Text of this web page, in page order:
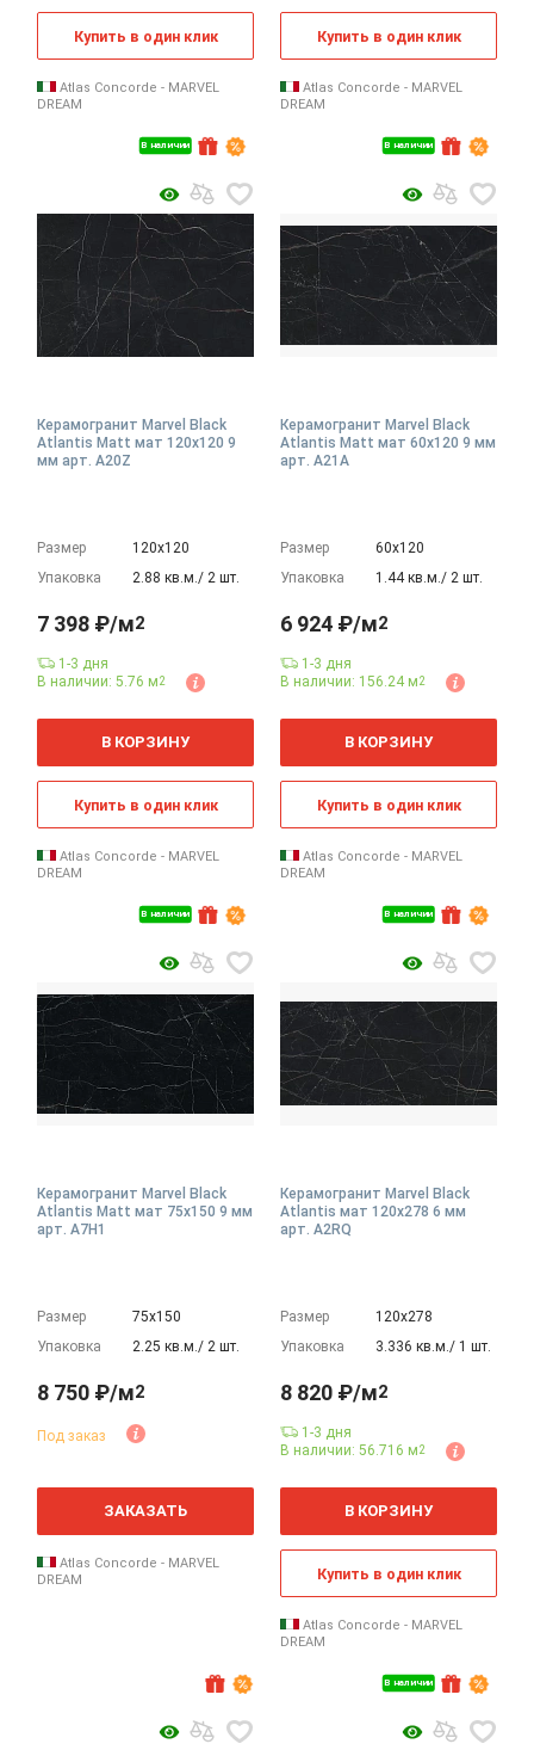
В наличии
Купить в один клик
Atlas Concorde - MARVEL
DREAM
В наличии
Купить в один клик
Atlas Concorde - MARVEL
DREAM
Керамогранит Marvel Black
Atlantis Matt мат 120x120 9
мм арт. A20Z
Размер
120х120
Упаковка
2.88 кв.м./ 2 шт.
В наличии
7 398 ₽/м2
1-3 дня
В наличии: 5.76 м2
м
В КОРЗИНУ
Купить в один клик
Atlas Concorde - MARVEL
DREAM
Керамогранит Marvel Black
Atlantis Matt мат 60x120 9 мм
арт. A21A
Размер
60х120
Упаковка
1.44 кв.м./ 2 шт.
В наличии
6 924 ₽/м2
1-3 дня
В наличии: 156.24 м2
м
В КОРЗИНУ
Купить в один клик
Atlas Concorde - MARVEL
DREAM
Керамогранит Marvel Black
Atlantis Matt мат 75x150 9 мм
арт. A7H1
Размер
75х150
Упаковка
2.25 кв.м./ 2 шт.
8 750 ₽/м2
Под заказ
м
ЗАКАЗАТЬ
Atlas Concorde - MARVEL
DREAM
Керамогранит Marvel Black
Atlantis мат 120x278 6 мм
арт. A2RQ
Размер
120х278
Упаковка
3.336 кв.м./ 1 шт.
В наличии
8 820 ₽/м2
1-3 дня
В наличии: 56.716 м2
м
В КОРЗИНУ
Купить в один клик
Atlas Concorde - MARVEL
DREAM